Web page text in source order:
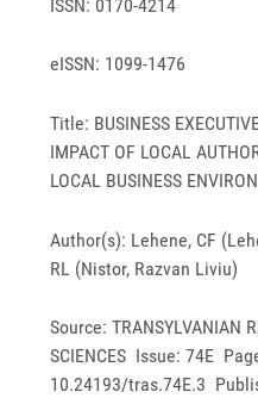
ISSN: 0170-4214
eISSN: 1099-1476
Title: BUSINESS
IMPACT OF LOCAL
LOCAL BUSINESS
Author(s): Lehene, CF
RL (Nistor, Razvan Liviu)
Source: TRANSYLVANIAN
SCIENCES Issue: 74E
10.24193/tras.74E.3